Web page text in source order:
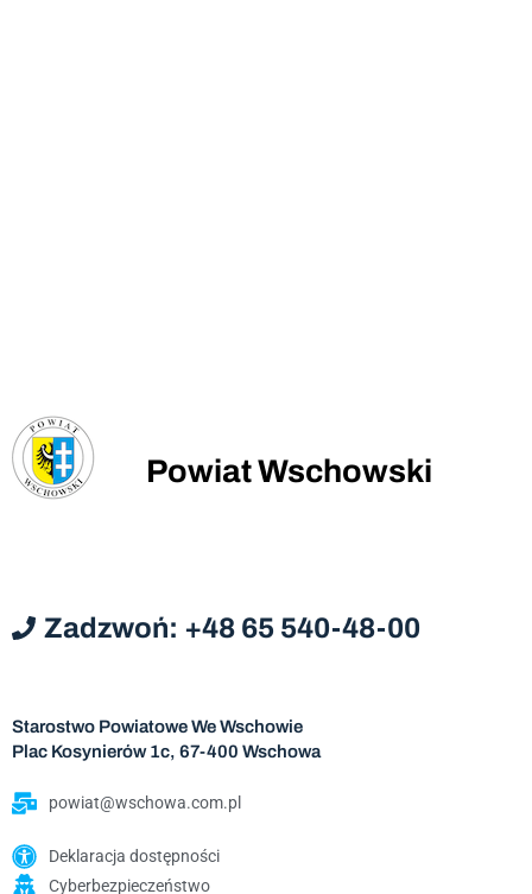
Powiat Wschowski
Zadzwoń: +48 65 540-48-00
Starostwo Powiatowe We Wschowie
Plac Kosynierów 1c, 67-400 Wschowa
powiat@wschowa.com.pl
Deklaracja dostępności
Cyberbezpieczeństwo